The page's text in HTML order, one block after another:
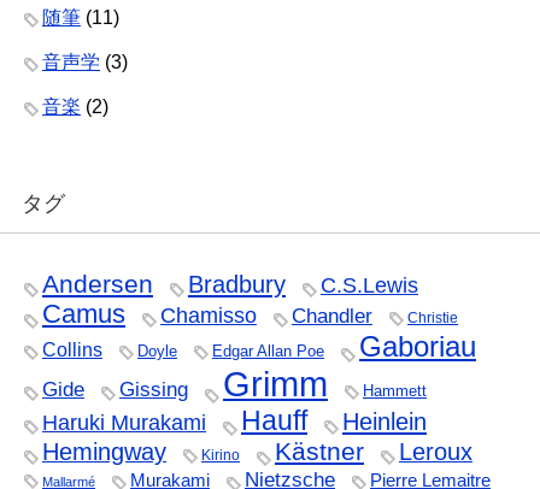
随筆 (11)
音声学 (3)
音楽 (2)
タグ
Andersen Bradbury C.S.Lewis
Camus Chamisso Chandler Christie
Collins Doyle Edgar Allan Poe Gaboriau
Gide Gissing Grimm Hammett
Haruki Murakami Hauff
Heinlein
Hemingway
Kirino Kästner Leroux
Mallarmé Murakami Nietzsche Pierre Lemaitre